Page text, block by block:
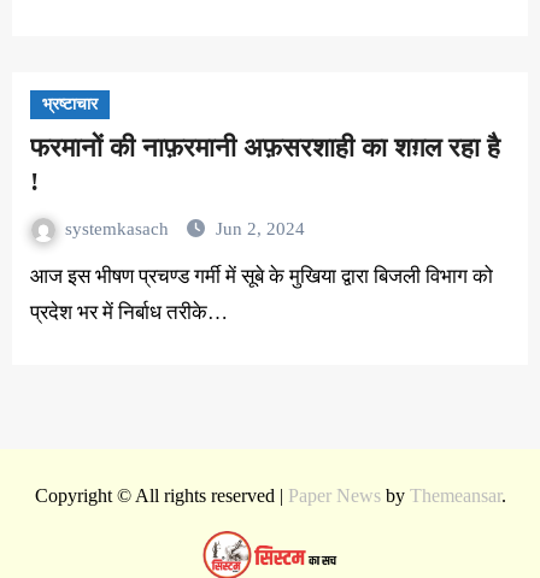
भ्रष्टाचार
फरमानों की नाफ़रमानी अफ़सरशाही का शग़ल रहा है
!
systemkasach Jun 2, 2024
आज इस भीषण प्रचण्ड गर्मी में सूबे के मुखिया द्वारा बिजली विभाग को
प्रदेश भर में निर्बाध तरीके…
Copyright © All rights reserved | Paper Newsby Themeansar.